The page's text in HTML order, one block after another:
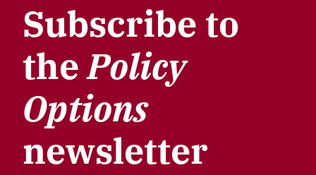
Subscribe to
thePolicy
Options
newsletter